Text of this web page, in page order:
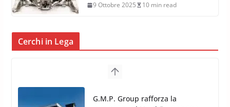
9 Ottobre 2025 10 min read
Cerchi in Lega
G.M.P. Group rafforza la
l’acquisizione di Reedijk